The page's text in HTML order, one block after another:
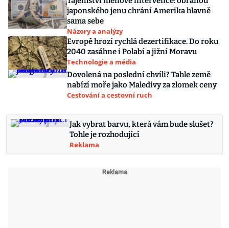
japonského jenu chrání Amerika hlavně
sama sebe
Názory a analýzy
Evropě hrozí rychlá dezertifikace. Do roku
2040 zasáhne i Polabí a jižní Moravu
Technologie a média
Dovolená na poslední chvíli? Tahle země
nabízí moře jako Maledivy za zlomek ceny
Cestování a cestovní ruch
Jak vybrat barvu, která vám bude slušet?
Tohle je rozhodující
Reklama